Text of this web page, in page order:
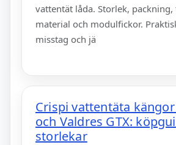
vattentät låda. Storlek,
material och modulfickor.
misstag och jä
Crispi vattentäta
och Valdres GTX:
storlekar